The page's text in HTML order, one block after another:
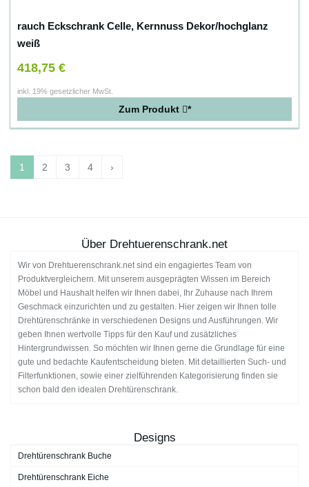
rauch Eckschrank Celle, Kernnuss Dekor/hochglanz
weiß
418,75 €
inkl. 19% gesetzlicher MwSt.
Zum Produkt *
1 2 3 4 ›
Über Drehtuerenschrank.net
Wir von Drehtuerenschrank.net sind ein engagiertes Team von
Produktvergleichern. Mit unserem ausgeprägten Wissen im Bereich
Möbel und Haushalt helfen wir Ihnen dabei, Ihr Zuhause nach Ihrem
Geschmack einzurichten und zu gestalten. Hier zeigen wir Ihnen tolle
Drehtürenschränke in verschiedenen Designs und Ausführungen. Wir
geben Ihnen wertvolle Tipps für den Kauf und zusätzliches
Hintergrundwissen. So möchten wir Ihnen gerne die Grundlage für eine
gute und bedachte Kaufentscheidung bieten. Mit detaillierten Such- und
Filterfunktionen, sowie einer zielführenden Kategorisierung finden sie
schon bald den idealen Drehtürenschrank.
Designs
Drehtürenschrank Buche
Drehtürenschrank Eiche